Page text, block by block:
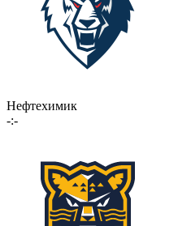
Нефтехимик
-:-